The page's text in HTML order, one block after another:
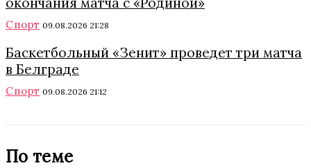
Спорт 09.08.2026 21:28
Баскетбольный «Зенит» проведет три матча
в Белграде
Спорт 09.08.2026 21:12
По теме